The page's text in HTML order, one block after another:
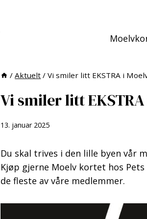
/ Aktuelt / Vi smiler litt EKSTRA i
Vi smiler litt
13. januar 2025
Du skal trives i den lille byen vår
Kjøp gjerne Moelv kortet hos
de fleste av våre medlemmer.